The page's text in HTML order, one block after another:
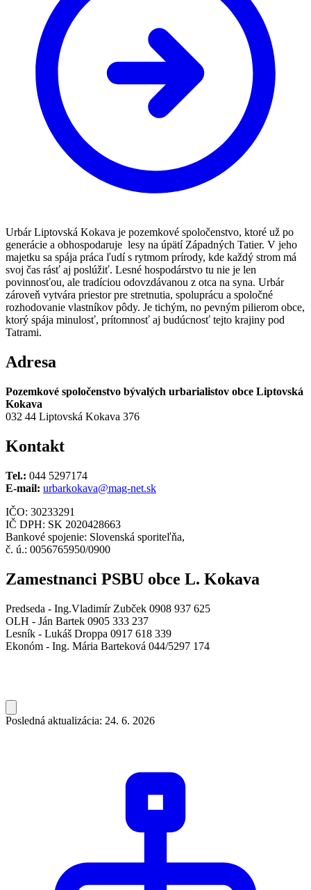
Urbár Liptovská Kokava je pozemkové spoločenstvo, ktoré už po
generácie a obhospodaruje lesy na úpätí Západných Tatier. V jeho
majetku sa spája práca ľudí s rytmom prírody, kde každý strom má
svoj čas rásť aj poslúžiť. Lesné hospodárstvo tu nie je len
povinnosťou, ale tradíciou odovzdávanou z otca na syna. Urbár
zároveň vytvára priestor pre stretnutia, spoluprácu a spoločné
rozhodovanie vlastníkov pôdy. Je tichým, no pevným pilierom obce,
ktorý spája minulosť, prítomnosť aj budúcnosť tejto krajiny pod
Tatrami.
Adresa
Pozemkové spoločenstvo bývalých urbarialistov obce Liptovská
Kokava
032 44 Liptovská Kokava 376
Kontakt
Tel.: 044 5297174
E-mail: urbarkokava@mag-net.sk
IČO: 30233291
IČ DPH: SK 2020428663
Bankové spojenie: Slovenská sporiteľňa,
č. ú.: 0056765950/0900
Zamestnanci PSBU obce L. Kokava
Predseda - Ing.Vladimír Zubček 0908 937 625
OLH - Ján Bartek 0905 333 237
Lesník - Lukáš Droppa 0917 618 339
Ekonóm - Ing. Mária Barteková 044/5297 174
Posledná aktualizácia: 24. 6. 2026